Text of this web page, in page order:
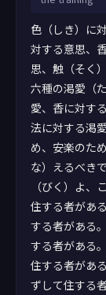
色（しき）に
対する意思、
思、触（そく
六種の渇愛（
愛、香に対す
法に対する渇
め、安楽のた
な）えるべき
（びく）よ
住する者があ
する者がある
する者がある
住する者があ
ずして住する